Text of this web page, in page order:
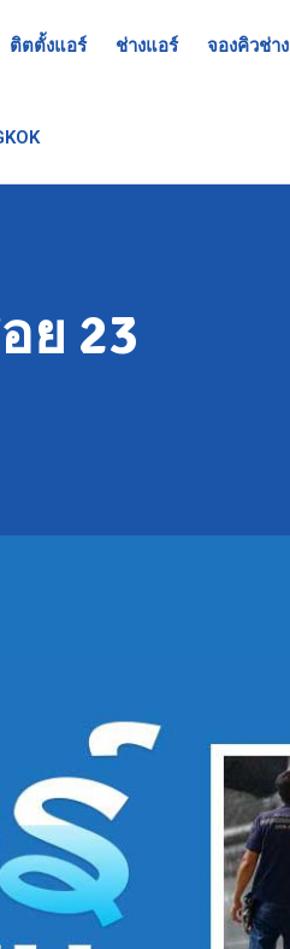
ติตตั้งแอร์ ช่างแอร์ จองคิวช่าง
ย 23